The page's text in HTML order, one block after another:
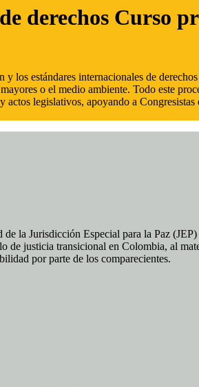
derechos Curso
los estándares internacionales de
o el medio ambiente. Todo este
legislativos, apoyando a
la Jurisdicción Especial para la Paz
de justicia transicional en Colombia, al
por parte de los comparecientes.